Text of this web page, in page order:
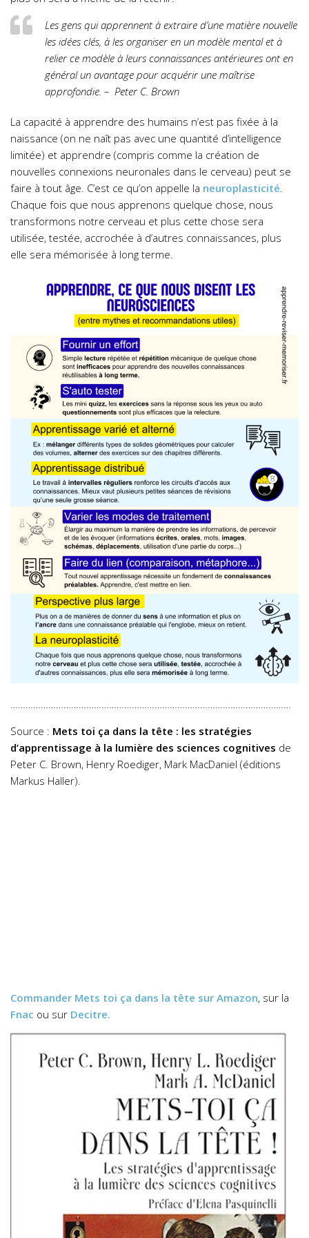
Les gens qui apprennent à extraire d’une matière nouvelle
les idées clés, à les organiser en un modèle mental et à
relier ce modèle à leurs connaissances antérieures ont en
général un avantage pour acquérir une maîtrise
approfondie. – Peter C. Brown
La capacité à apprendre des humains n’est pas fixée à la
naissance (on ne naît pas avec une quantité d’intelligence
limitée) et apprendre (compris comme la création de
nouvelles connexions neuronales dans le cerveau) peut se
faire à tout âge. C’est ce qu’on appelle la neuroplasticité.
Chaque fois que nous apprenons quelque chose, nous
transformons notre cerveau et plus cette chose sera
utilisée, testée, accrochée à d’autres connaissances, plus
elle sera mémorisée à long terme.
…………………………………………………………………………………………………
Source : Mets toi ça dans la tête : les stratégies
d’apprentissage à la lumière des sciences cognitives de
Peter C. Brown, Henry Roediger, Mark MacDaniel (éditions
Markus Haller).
Commander Mets toi ça dans la tête sur Amazon, sur la
Fnac ou sur Decitre.